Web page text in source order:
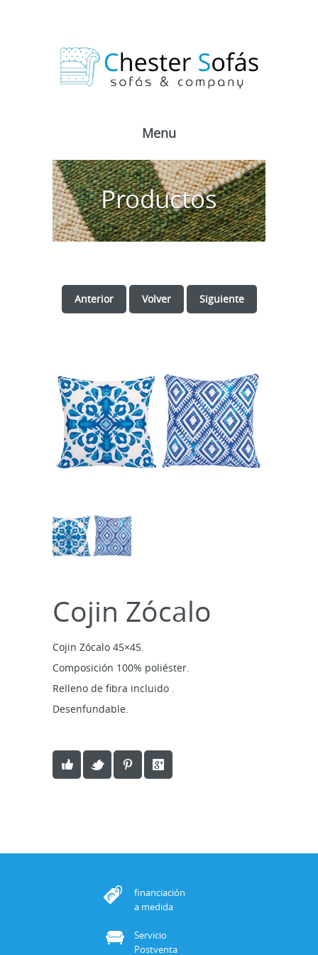
Menu
Productos
Anterior Volver Siguiente
Cojin Zócalo
Cojin Zócalo 45×45.
Composición 100% poliéster.
Relleno de fibra incluido .
Desenfundable.
financiación
a medida
Servicio
Postventa